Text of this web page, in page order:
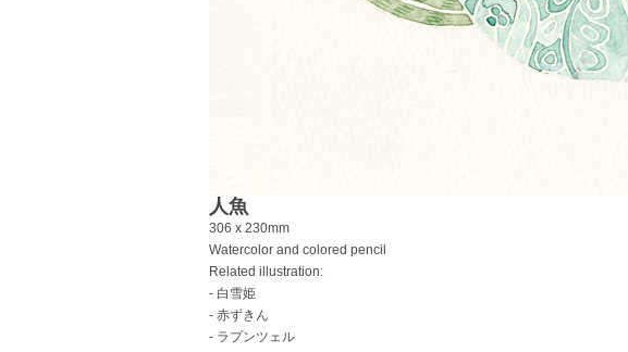
人魚
306 x 230mm
Watercolor and colored pencil
Related illustration:
- 白雪姫
- 赤ずきん
- ラプンツェル